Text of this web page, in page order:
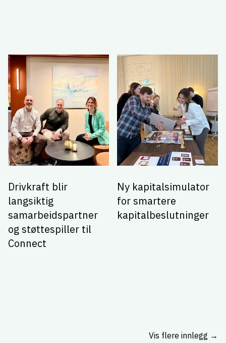
Drivkraft blir
langsiktig
samarbeidspartner
og støttespiller til
Connect
Ny kapitalsimulator
for smartere
kapitalbeslutninger
Vis flere innlegg →